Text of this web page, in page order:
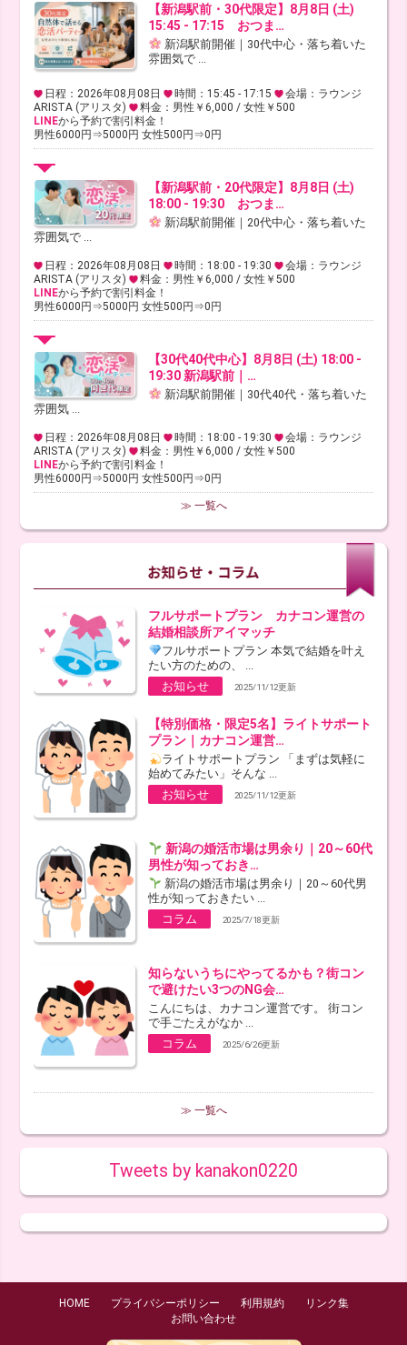
【新潟駅前・30代限定】8月8日 (土)
15:45 - 17:15 おつま…
新潟駅前開催｜30代中心・落ち着いた
雰囲気で ...
日程：2026年08月08日 時間：15:45 - 17:15
会場：ラウンジ
ARISTA (アリスタ)
料金：男性￥6,000 / 女性￥500
LINEから予約で割引料金！
男性6000円⇒5000円 女性500円⇒0円
【新潟駅前・20代限定】8月8日 (土)
18:00 - 19:30 おつま…
新潟駅前開催｜20代中心・落ち着いた
雰囲気で ...
日程：2026年08月08日 時間：18:00 - 19:30
会場：ラウンジ
ARISTA (アリスタ)
料金：男性￥6,000 / 女性￥500
LINEから予約で割引料金！
男性6000円⇒5000円 女性500円⇒0円
【30代40代中心】8月8日 (土) 18:00 -
19:30 新潟駅前｜…
新潟駅前開催｜30代40代・落ち着いた
雰囲気 ...
日程：2026年08月08日 時間：18:00 - 19:30
会場：ラウンジ
ARISTA (アリスタ)
料金：男性￥6,000 / 女性￥500
LINEから予約で割引料金！
男性6000円⇒5000円 女性500円⇒0円
≫ 一覧へ
フルサポートプラン カナコン運営の
結婚相談所アイマッチ
フルサポートプラン 本気で結婚を叶え
たい方のための、 ...
お知らせ
2025/11/12更新
【特別価格・限定5名】ライトサポート
プラン｜カナコン運営…
ライトサポートプラン 「まずは気軽に
始めてみたい」そんな ...
お知らせ
2025/11/12更新
新潟の婚活市場は男余り｜20～60代
男性が知っておき…
新潟の婚活市場は男余り｜20～60代男
性が知っておきたい ...
コラム
2025/7/18更新
知らないうちにやってるかも？街コン
で避けたい3つのNG会…
こんにちは、カナコン運営です。 街コン
で手ごたえがなか ...
コラム
2025/6/26更新
≫ 一覧へ
Tweets by kanakon0220
HOME プライバシーポリシー 利用規約
リンク集
お問い合わせ